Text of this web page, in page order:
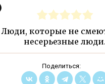
Люди, которые не
несерьезные люди.
Поделиться: